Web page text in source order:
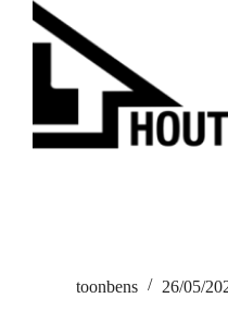
toonbens 26/05/